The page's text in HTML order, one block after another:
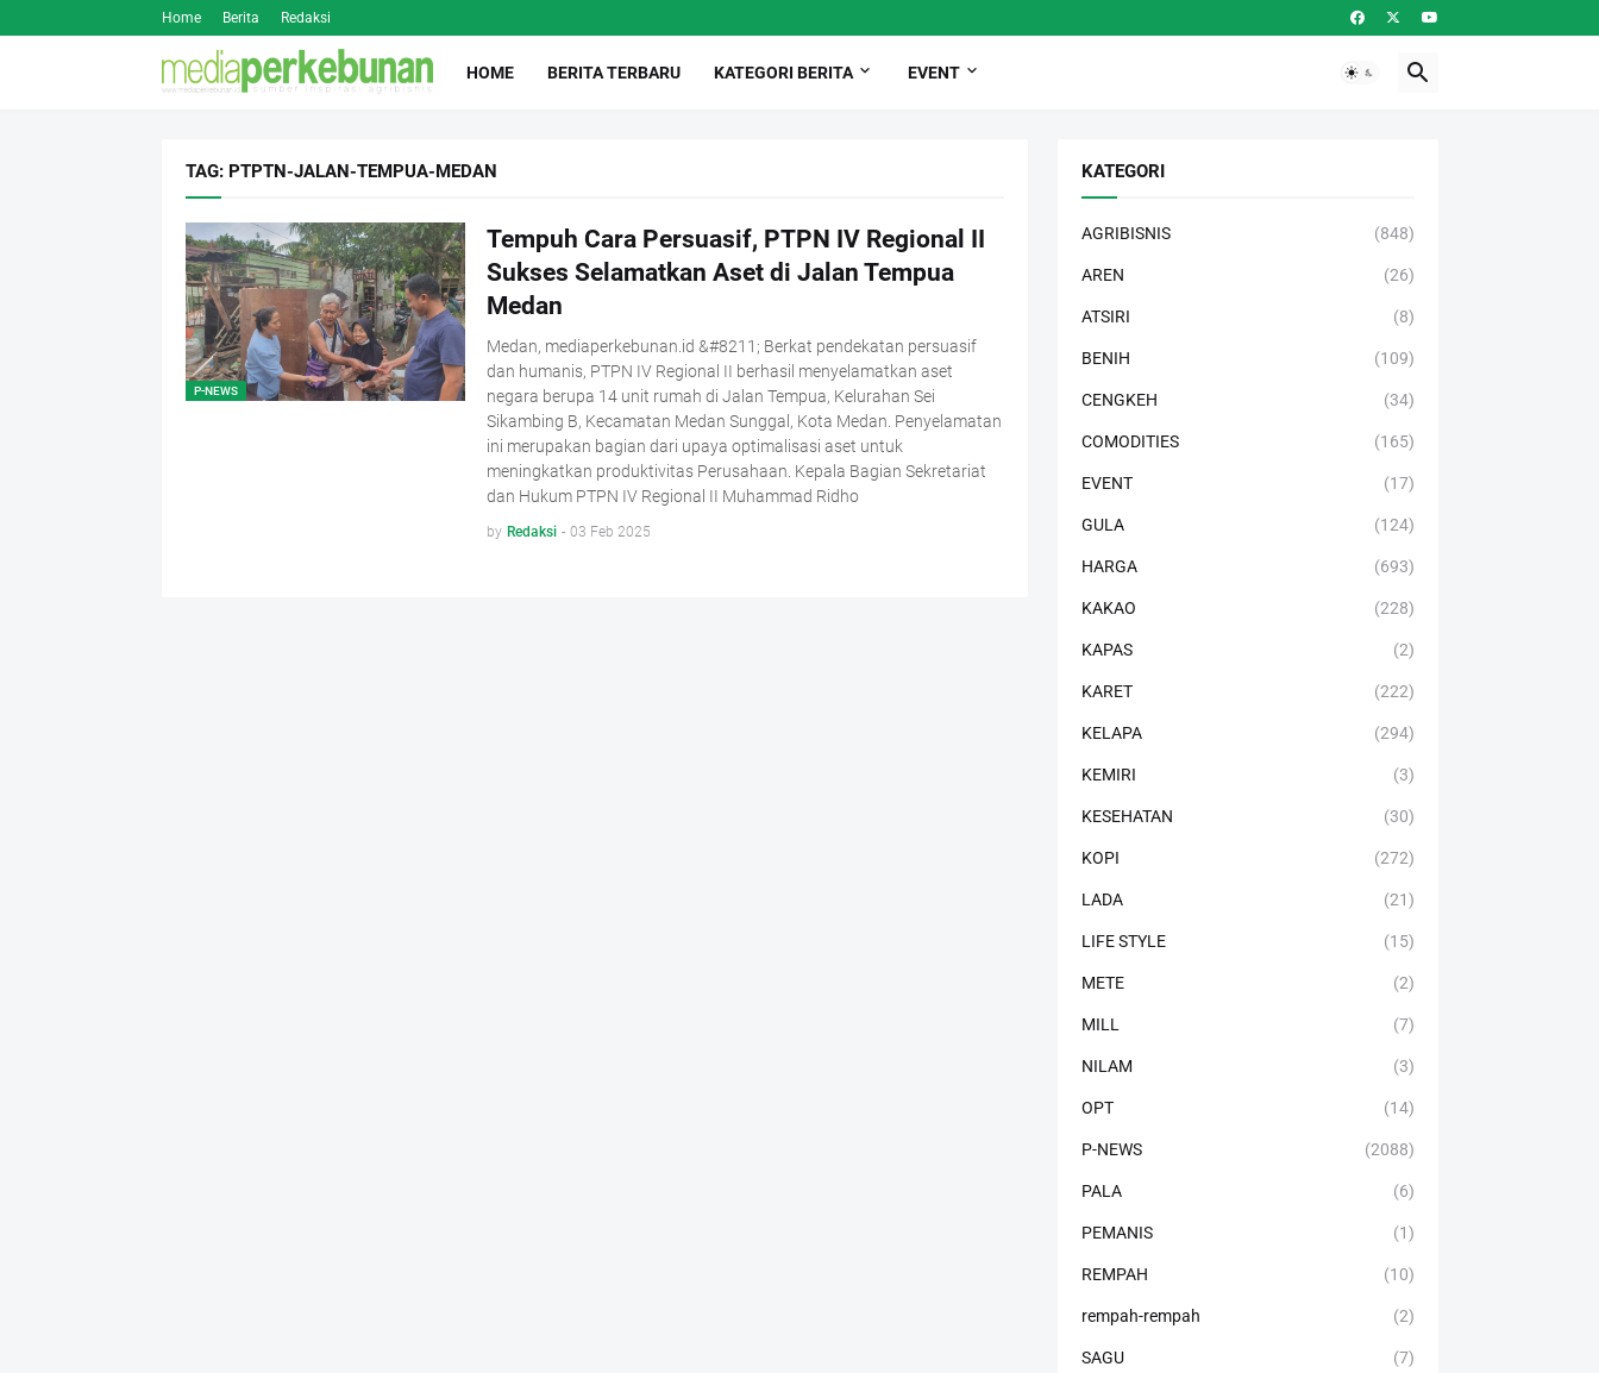
Home Berita Redaksi
HOME BERITA TERBARU KATEGORI BERITA EVENT
TAG: PTPTN-JALAN-TEMPUA-MEDAN
P-NEWS
Tempuh Cara Persuasif, PTPN IV Regional II
Sukses Selamatkan Aset di Jalan Tempua
Medan
Medan, mediaperkebunan.id &#8211; Berkat pendekatan persuasif
dan humanis, PTPN IV Regional II berhasil menyelamatkan aset
negara berupa 14 unit rumah di Jalan Tempua, Kelurahan Sei
Sikambing B, Kecamatan Medan Sunggal, Kota Medan. Penyelamatan
ini merupakan bagian dari upaya optimalisasi aset untuk
meningkatkan produktivitas Perusahaan. Kepala Bagian Sekretariat
dan Hukum PTPN IV Regional II Muhammad Ridho
by Redaksi - 03 Feb 2025
KATEGORI
AGRIBISNIS (848)
AREN (26)
ATSIRI (8)
BENIH (109)
CENGKEH (34)
COMODITIES (165)
EVENT (17)
GULA (124)
HARGA (693)
KAKAO (228)
KAPAS (2)
KARET (222)
KELAPA (294)
KEMIRI (3)
KESEHATAN (30)
KOPI (272)
LADA (21)
LIFE STYLE (15)
METE (2)
MILL (7)
NILAM (3)
OPT (14)
P-NEWS (2088)
PALA (6)
PEMANIS (1)
REMPAH (10)
rempah-rempah (2)
SAGU (7)